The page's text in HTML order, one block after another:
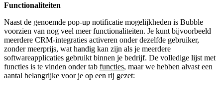
Functionaliteiten
Naast de genoemde pop-up notificatie mogelijkheden is Bubble
voorzien van nog veel meer functionaliteiten. Je kunt bijvoorbeeld
meerdere CRM-integraties activeren onder dezelfde gebruiker,
zonder meerprijs, wat handig kan zijn als je meerdere
softwareapplicaties gebruikt binnen je bedrijf. De volledige lijst met
functies is te vinden onder tab functies, maar we hebben alvast een
aantal belangrijke voor je op een rij gezet: